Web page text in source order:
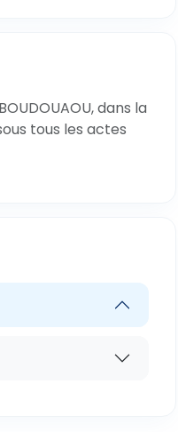
dans la
tous les actes